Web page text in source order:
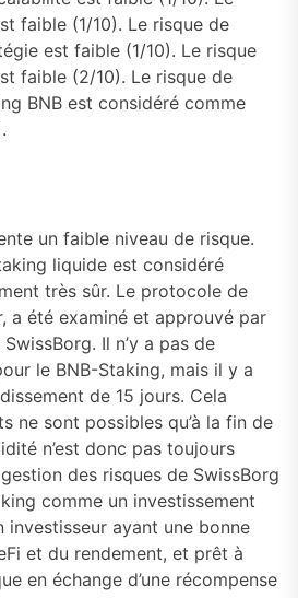
faible (1/10). Le risque de
est faible (1/10). Le risque
faible (2/10). Le risque de
BNB est considéré comme
un faible niveau de risque.
liquide est considéré
très sûr. Le protocole de
a été examiné et approuvé par
Il n’y a pas de
le BNB-Staking, mais il y a
de 15 jours. Cela
ne sont possibles qu’à la fin de
n’est donc pas toujours
des risques de SwissBorg
comme un investissement
investisseur ayant une bonne
et du rendement, et prêt à
en échange d’une récompense